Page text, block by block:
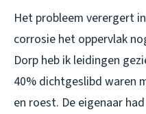
Het probleem verergert
corrosie het oppervlak
Dorp heb ik leidingen
40% dichtgeslibd waren
en roest. De eigenaar